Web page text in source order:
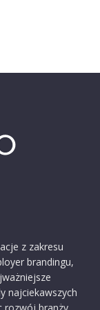
z zakresu
brandingu,
najciekawszych